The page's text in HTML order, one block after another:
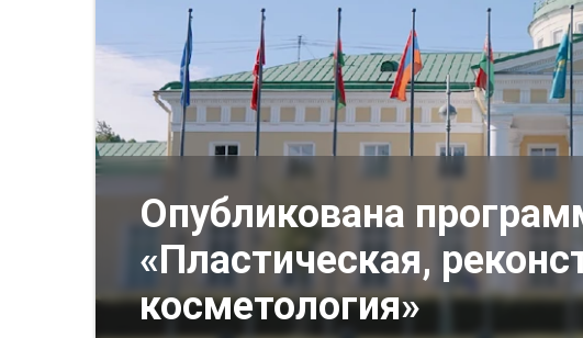
Опубликована
«Пластическая,
косметология»